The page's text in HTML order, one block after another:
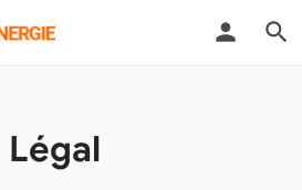
Légal